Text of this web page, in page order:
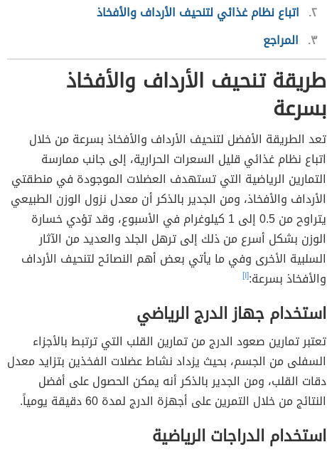
٢ اتباع نظام غذائي لتنحيف الأرداف والأفخاذ
٣ المراجع
طريقة تنحيف الأرداف والأفخاذ
بسرعة
تعد الطريقة الأفضل لتنحيف الأرداف والأفخاذ بسرعة من خلال
اتباع نظام غذائي قليل السعرات الحرارية، إلى جانب ممارسة
التمارين الرياضية التي تستهدف العضلات الموجودة في منطقتي
الأرداف والأفخاذ، ومن الجدير بالذكر أن معدل نزول الوزن الطبيعي
يتراوح من 0.5 إلى 1 كيلوغرام في الأسبوع، وقد تؤدي خسارة
الوزن بشكل أسرع من ذلك إلى ترهل الجلد والعديد من الآثار
السلبية الأخرى وفي ما يأتي بعض أهم النصائح لتنحيف الأرداف
والأفخاذ بسرعة:[١]
استخدام جهاز الدرج الرياضي
تعتبر تمارين صعود الدرج من تمارين القلب التي ترتبط بالأجزاء
السفلى من الجسم، بحيث يزداد نشاط عضلات الفخذين بتزايد معدل
دقات القلب، ومن الجدير بالذكر أنه يمكن الحصول على أفضل
النتائج من خلال التمرين على أجهزة الدرج لمدة 60 دقيقة يومياً.
استخدام الدراجات الرياضية